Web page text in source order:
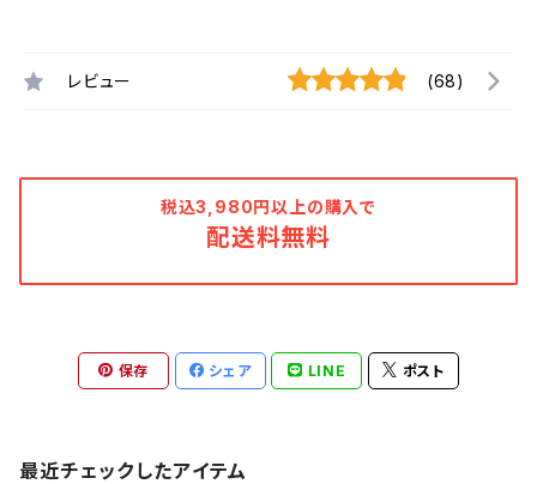
レビュー (68)
税込3,980円以上の購入で
配送料無料
保存 シェア LINE ポスト
最近チェックしたアイテム